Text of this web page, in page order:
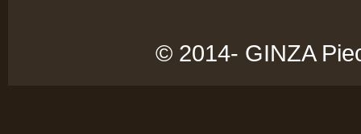
© 2014- GINZA